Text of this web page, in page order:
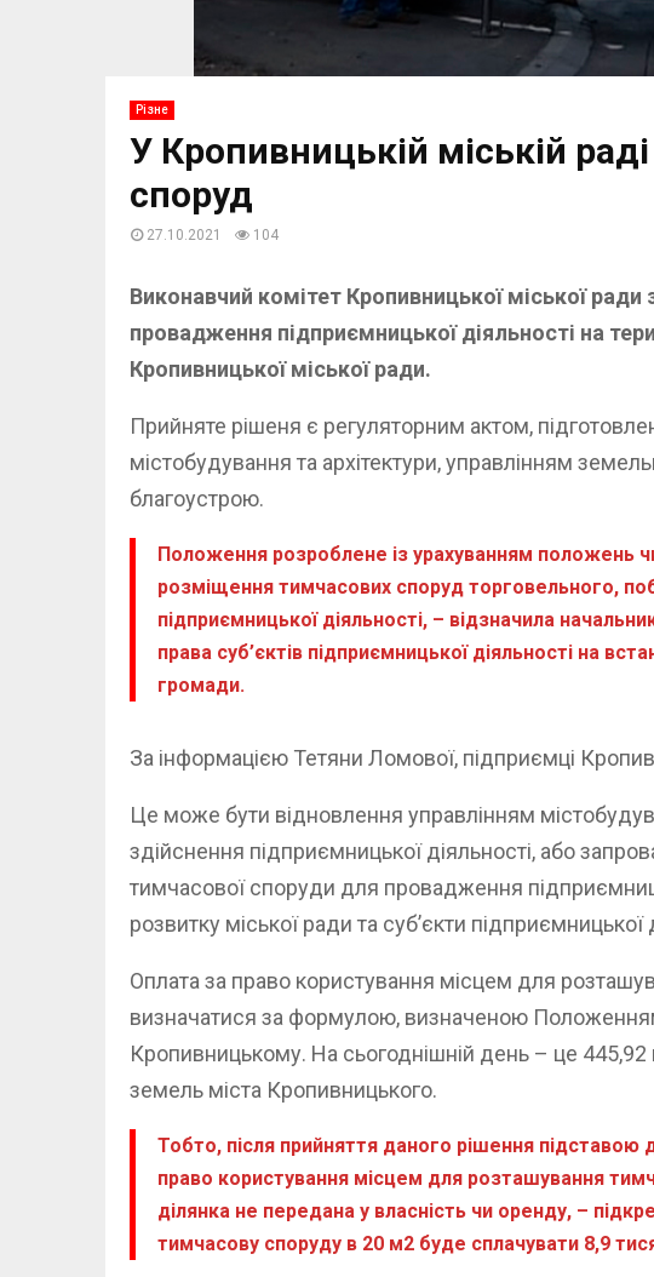
Різне
У Кропивницькій міській
споруд
27.10.2021 104
Виконавчий комітет Кропивницької міської
провадження підприємницької діяльності на
Кропивницької міської ради.
Прийняте рішеня є регуляторним актом,
містобудування та архітектури, управлінням
благоустрою.
Положення розроблене із урахуванням положень
розміщення тимчасових споруд торговельного,
підприємницької діяльності, – відзначила
права суб’єктів підприємницької діяльності на
громади.
За інформацією Тетяни Ломової, підприємці
Це може бути відновлення управлінням
здійснення підприємницької діяльності, або
тимчасової споруди для провадження
розвитку міської ради та суб’єкти підприємницької
Оплата за право користування місцем для
визначатися за формулою, визначеною Положенням
Кропивницькому. На сьогоднішній день – це
земель міста Кропивницького.
Тобто, після прийняття даного рішення
право користування місцем для розташування
ділянка не передана у власність чи оренду, –
тимчасову споруду в 20 м2 буде сплачувати 8,9